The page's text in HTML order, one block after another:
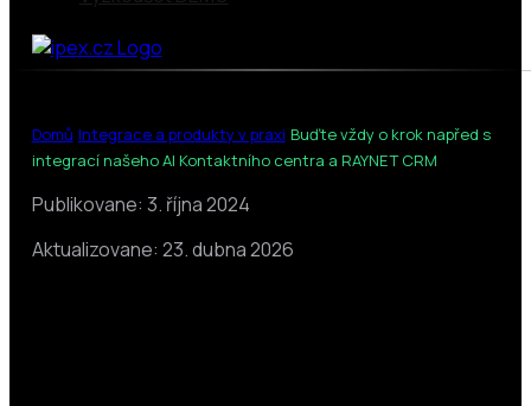
Domů Integrace a produkty v praxi Buďte vždy o krok napřed s
integrací našeho AI Kontaktního centra a RAYNET CRM
Publikovane: 3. října 2024
Aktualizovane: 23. dubna 2026